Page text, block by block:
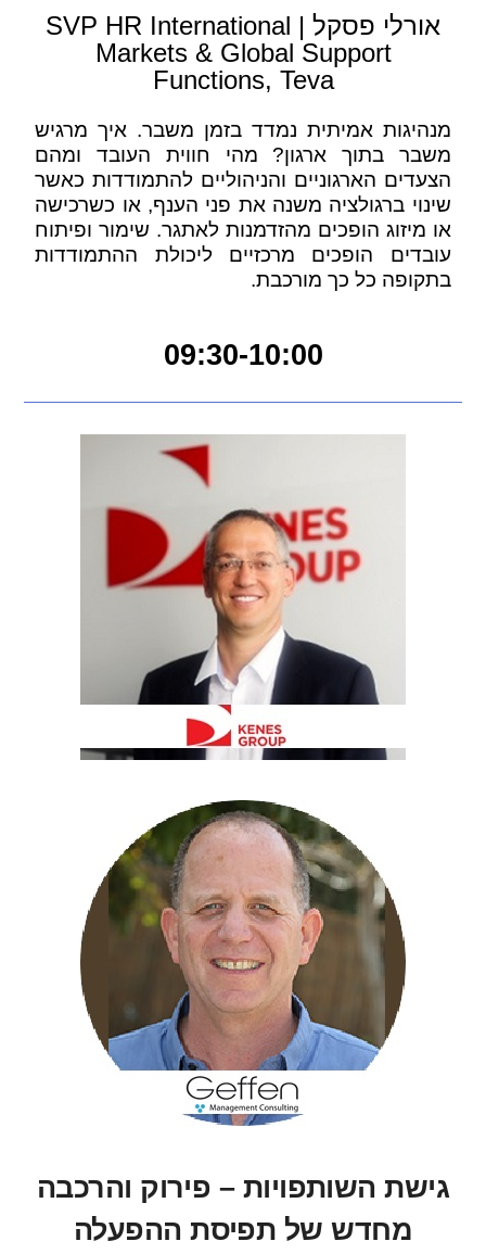
אורלי פסקל | SVP HR International
Markets & Global Support
Functions, Teva
מנהיגות אמיתית נמדד בזמן משבר. איך מרגיש
משבר בתוך ארגון? מהי חווית העובד ומהם
הצעדים הארגוניים והניהוליים להתמודדות כאשר
שינוי ברגולציה משנה את פני הענף, או כשרכישה
או מיזוג הופכים מהזדמנות לאתגר. שימור ופיתוח
עובדים הופכים מרכזיים ליכולת ההתמודדות
בתקופה כל כך מורכבת.
09:30-10:00
גישת השותפויות – פירוק והרכבה
מחדש של תפיסת ההפעלה